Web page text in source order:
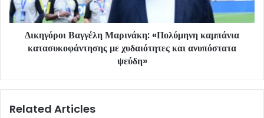
Δικηγόροι Βαγγέλη Μαρινάκη: «Πολύμηνη καμπάνια
κατασυκοφάντησης με χυδαιότητες και ανυπόστατα
ψεύδη»
Related Articles